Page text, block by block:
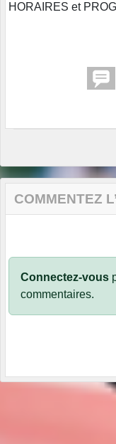
HORAIRES et
COMMENTEZ
Connectez-vous
commentaires.